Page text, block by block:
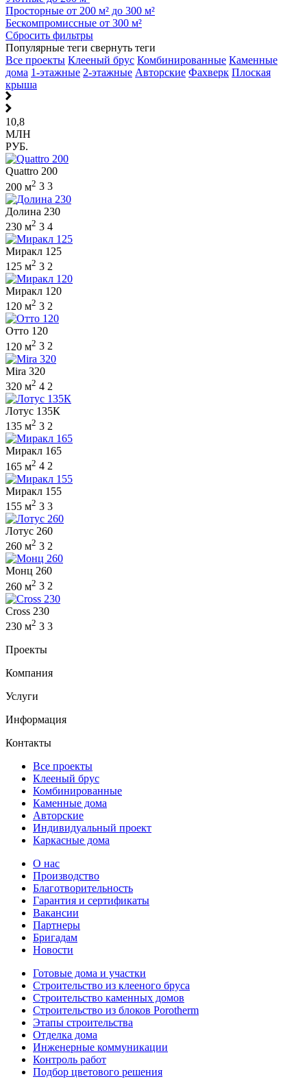
Просторные от 200 м² до 300 м²
Бескомпромиссные от 300 м²
Сбросить фильтры
Популярные теги свернуть теги
Все проекты Клееный брус Комбинированные Каменные
дома 1-этажные 2-этажные Авторские Фахверк Плоская
крыша
10,8
МЛН
РУБ.
Quattro 200
200 м2 3 3
Долина 230
230 м2 3 4
Миракл 125
125 м2 3 2
Миракл 120
120 м2 3 2
Отто 120
120 м2 3 2
Mira 320
320 м2 4 2
Лотус 135К
135 м2 3 2
Миракл 165
165 м2 4 2
Миракл 155
155 м2 3 3
Лотус 260
260 м2 3 2
Монц 260
260 м2 3 2
Cross 230
230 м2 3 3
Проекты
Компания
Услуги
Информация
Контакты
Все проекты
Клееный брус
Комбинированные
Каменные дома
Авторские
Индивидуальный проект
Каркасные дома
О нас
Производство
Благотворительность
Гарантия и сертификаты
Вакансии
Партнеры
Бригадам
Новости
Готовые дома и участки
Строительство из клееного бруса
Строительство каменных домов
Строительство из блоков Porotherm
Этапы строительства
Отделка дома
Инженерные коммуникации
Контроль работ
Подбор цветового решения